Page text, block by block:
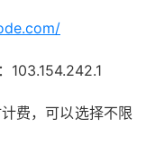
103.154.242.1
费，可以选择不限